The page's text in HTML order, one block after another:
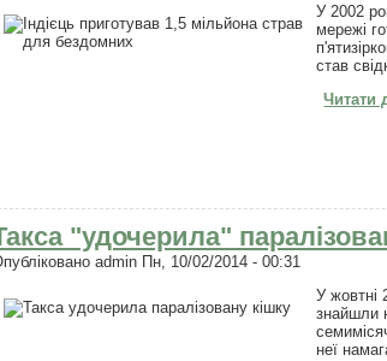
У 2002
мережі
став
Читати
"удочерила"
adminПн, 10/02/2014 - 00:31
У жовтні
знайшли
неї